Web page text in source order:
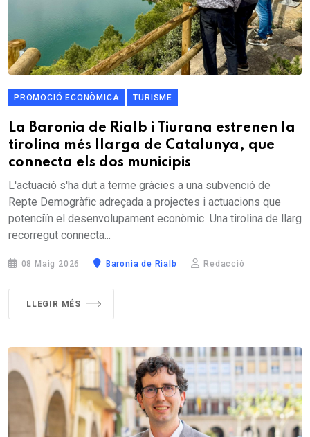
PROMOCIÓ ECONÒMICA TURISME
La Baronia de Rialb i Tiurana estrenen la
tirolina més llarga de Catalunya, que
connecta els dos municipis
L'actuació s'ha dut a terme gràcies a una subvenció de
Repte Demogràfic adreçada a projectes i actuacions que
potenciïn el desenvolupament econòmic Una tirolina de llarg
recorregut connecta...
08 Maig 2026 Baronia de Rialb Redacció
LLEGIR MÉS